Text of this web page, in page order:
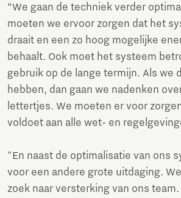
“We gaan de techniek verder
moeten we ervoor zorgen dat het
draait en een zo hoog mogelijke
behaalt. Ook moet het systeem
gebruik op de lange termijn. Als we
hebben, dan gaan we nadenken
lettertjes. We moeten er voor
voldoet aan alle wet- en
"En naast de optimalisatie van ons
voor een andere grote uitdaging.
zoek naar versterking van ons